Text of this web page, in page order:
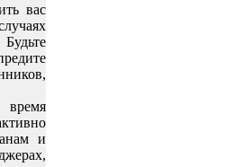
вас
и